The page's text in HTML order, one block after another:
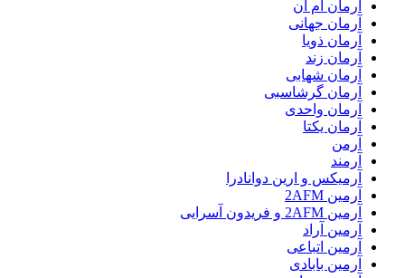
آرمان ام ان
آرمان جهانی
آرمان ذویا
آرمان زند
آرمان شهابی
آرمان گرشاسبی
آرمان واحدی
آرمان یکتا
آرمن
آرمند
آرمیکس و ارین دوانادرا
آرمین 2AFM
آرمین 2AFM و فریدون آسرایی
آرمین آراد
آرمین اتباعی
آرمین بابادی